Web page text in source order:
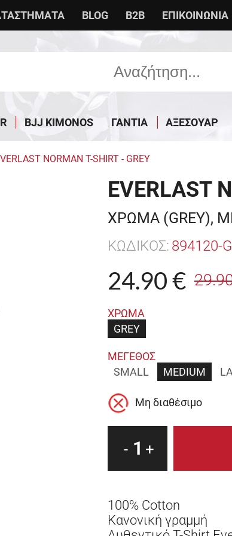
BLOG B2B ΕΠΙΚΟΙΝΩΝΙΑ
BJJ KIMONOS ΓΑΝΤΙΑ ΑΞΕΣΟΥΑΡ
NORMAN T-SHIRT - GREY
EVERLAST
ΧΡΩΜΑ (GREY),
ΚΩΔΙΚΟΣ: 894120-
24.90 €
ΧΡΩΜΑ
GREY
ΜΕΓΕΘΟΣ
SMALL
MEDIUM
Μη διαθέσιμο
- 1 +
100% Cotton
Κανονική γραμμή